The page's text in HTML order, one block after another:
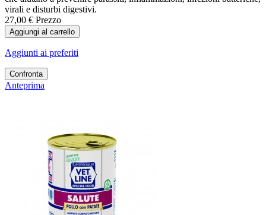
virali e disturbi digestivi.
27,00 € Prezzo
Aggiungi al carrello
Aggiunti ai preferiti
Confronta
Anteprima